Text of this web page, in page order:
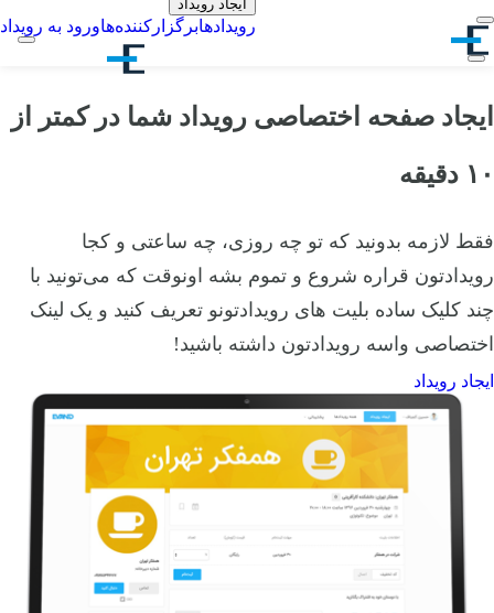
ایجاد رویداد
رویدادهابرگزارکننده‌هاورود به رویداد
ایجاد صفحه اختصاصی رویداد شما در کمتر از
۱۰ دقیقه
فقط لازمه بدونید که تو چه روزی، چه ساعتی و کجا
رویدادتون قراره شروع و تموم بشه اونوقت که می‌تونید با
چند کلیک ساده بلیت های رویدادتونو تعریف کنید و یک لینک
اختصاصی واسه رویدادتون داشته باشید!
ایجاد رویداد